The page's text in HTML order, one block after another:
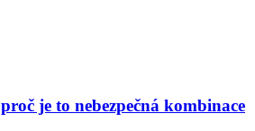
je to nebezpečná kombinace